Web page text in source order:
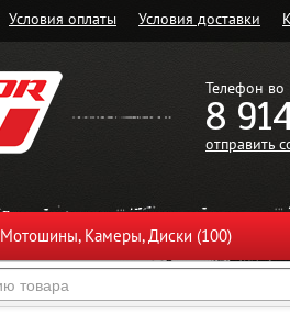
Условия оплаты Условия доставки
Телефон во
8
отправить
Мотошины, Камеры, Диски (100)